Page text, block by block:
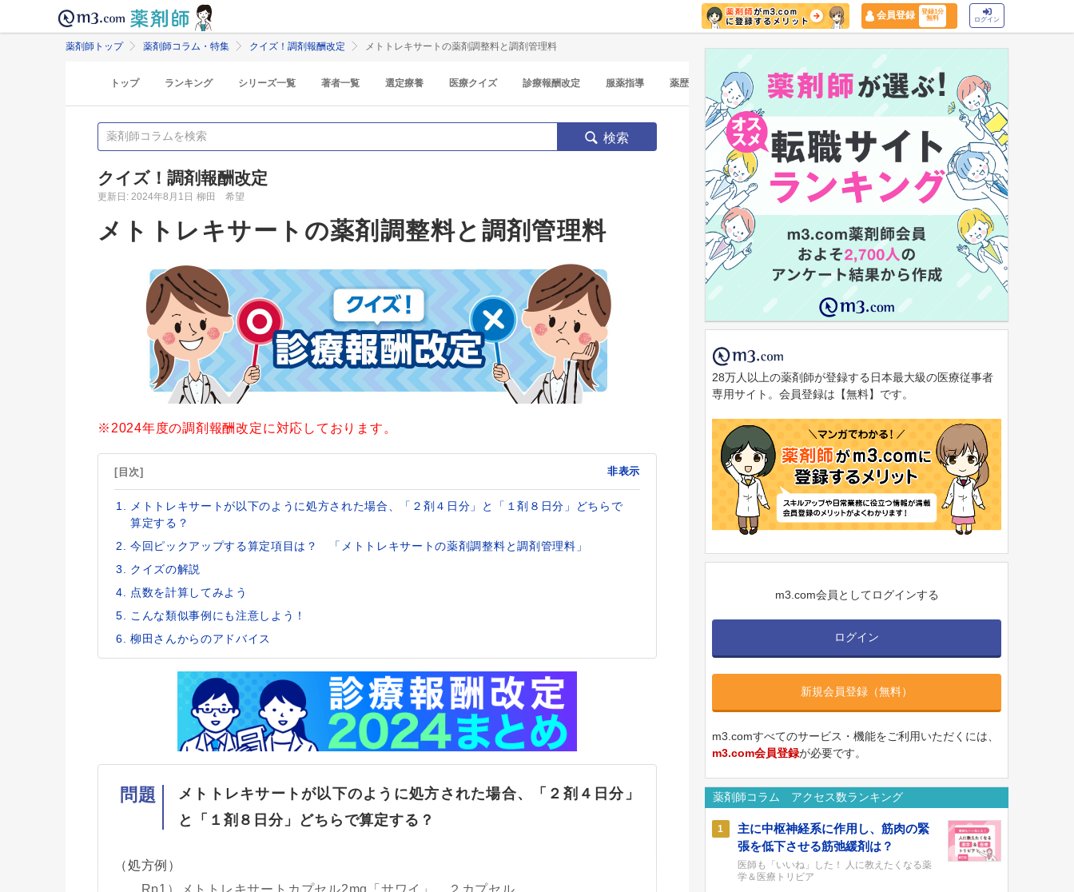
会員登録
登録1分
無料
ログイン
薬剤師トップ 薬剤師コラム・特集 クイズ！調剤報酬改定 メトトレキサートの薬剤調整料と調剤管理料
トップ ランキング シリーズ一覧 著者一覧 選定療養 医療クイズ 診療報酬改定 服薬指導 薬歴 マイナ保険証
検索
クイズ！調剤報酬改定
更新日: 2024年8月1日 柳田 希望
メトトレキサートの薬剤調整料と調剤管理料
※2024年度の調剤報酬改定に対応しております。
[目次] 非表示
メトトレキサートが以下のように処方された場合、「２剤４日分」と「１剤８日分」どちらで
算定する？
今回ピックアップする算定項目は？ 「メトトレキサートの薬剤調整料と調剤管理料」
クイズの解説
点数を計算してみよう
こんな類似事例にも注意しよう！
柳田さんからのアドバイス
問題
メトトレキサートが以下のように処方された場合、「２剤４日分」
と「１剤８日分」どちらで算定する？
（処方例）
Rp1）メトトレキサートカプセル2mg「サワイ」 ２カプセル
28万人以上の薬剤師が登録する日本最大級の医療従事者
専用サイト。会員登録は【無料】です。
m3.com会員としてログインする
ログイン
新規会員登録（無料）
m3.comすべてのサービス・機能をご利用いただくには、
m3.com会員登録が必要です。
薬剤師コラム アクセス数ランキング
1
主に中枢神経系に作用し、筋肉の緊
張を低下させる筋弛緩剤は？
医師も「いいね」した！ 人に教えたくなる薬
学＆医療トリビア